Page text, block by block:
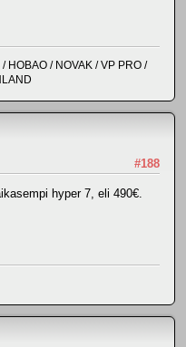
HOBAO / NOVAK / VP PRO /
#188
hyper 7, eli 490€.